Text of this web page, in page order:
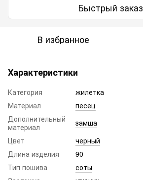
Быстрый заказ
В избранное
Характеристики
Категория
жилетка
Материал
песец
Дополнительный
материал
замша
Цвет
черный
Длина изделия
90
Тип пошива
соты